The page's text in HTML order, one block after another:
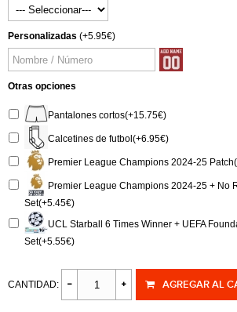
Personalizadas (+5.95€)
Otras opciones
Pantalones cortos(+15.75€)
Calcetines de futbol(+6.95€)
Premier League Champions 2024-25
Premier League Champions 2024-25 + No
Set(+5.45€)
UCL Starball 6 Times Winner + UEFA
Set(+5.55€)
CANTIDAD: AGREGAR AL